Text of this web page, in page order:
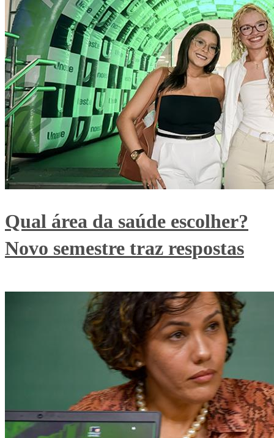
Qual área da saúde escolher?
Novo semestre traz respostas